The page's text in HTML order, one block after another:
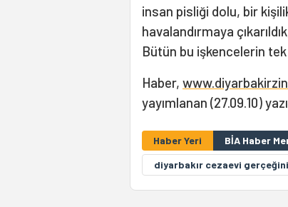
insan pisliği dolu, bir
havalandırmaya
Bütün bu işkencelerin
Haber,
yayımlanan (27.09.10)
Haber Yeri BİA Haber
diyarbakır cezaevi